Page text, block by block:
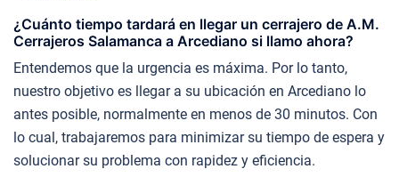
¿Cuánto tiempo tardará en llegar un cerrajero de A.M.
Cerrajeros Salamanca a Arcediano si llamo ahora?
Entendemos que la urgencia es máxima. Por lo tanto,
nuestro objetivo es llegar a su ubicación en Arcediano lo
antes posible, normalmente en menos de 30 minutos. Con
lo cual, trabajaremos para minimizar su tiempo de espera y
solucionar su problema con rapidez y eficiencia.